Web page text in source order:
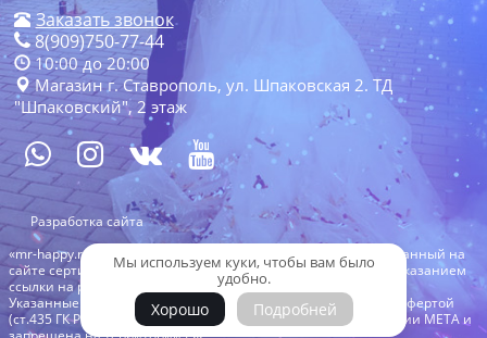
Заказать звонок
8(909)750-77-44
10:00 до 20:00
Магазин г. Ставрополь, ул. Шпаковская 2. ТД
"Шпаковский", 2 этаж
Разработка сайта
«mr-happy.ru» 2019 - 2026 г. Все права защищены. Товар указанный на
сайте сертифицирован в РФ. Копирование с сайта только с указанием
ссылки на ресурс.
Указанные на сайте цены и скидки не являются публичной офертой
(ст.435 ГК РФ). *instagram запрещенная организация компании МЕТА и
Мы используем куки, чтобы вам было
удобно.
Хорошо Подробней